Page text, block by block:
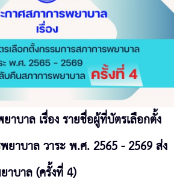
าบาล เรื่อง รายชื่อผู้ที่บัตรเลือกตั้ง
ยาบาล วาระ พ.ศ. 2565 - 2569 ส่ง
บาล (ครั้งที่ 4)